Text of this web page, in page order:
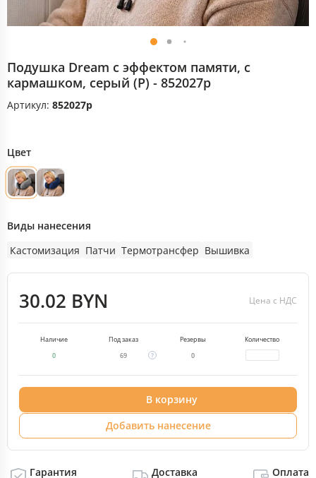
Подушка Dream с эффектом памяти, с
кармашком, серый (P) - 852027p
Артикул: 852027p
Цвет
Виды нанесения
Кастомизация Патчи Термотрансфер Вышивка
30.02 BYN Цена с НДС
Наличие Под заказ Резервы
Количество
0
69 0
В корзину
Добавить нанесение
Гарантия Доставка Оплата